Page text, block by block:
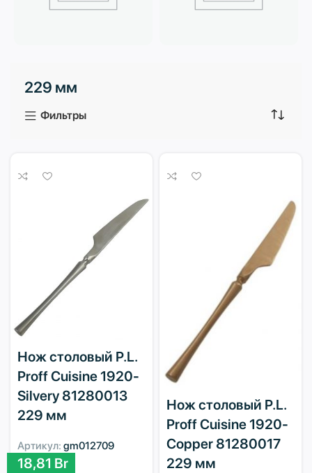
3 продукта
229 мм
Фильтры
Нож столовый P.L.
Proff Cuisine 1920-
Silvery 81280013
229 мм
Артикул: gm012709
18,81 Br
Нож столовый P.L.
Proff Cuisine 1920-
Copper 81280017
229 мм